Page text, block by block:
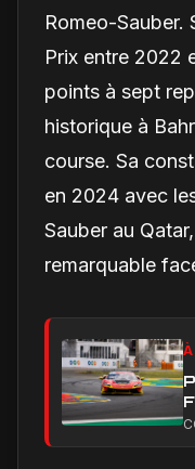
Romeo-Sauber.
Prix entre 2022
points à sept
historique à
course. Sa
en 2024 avec
Sauber au
remarquable